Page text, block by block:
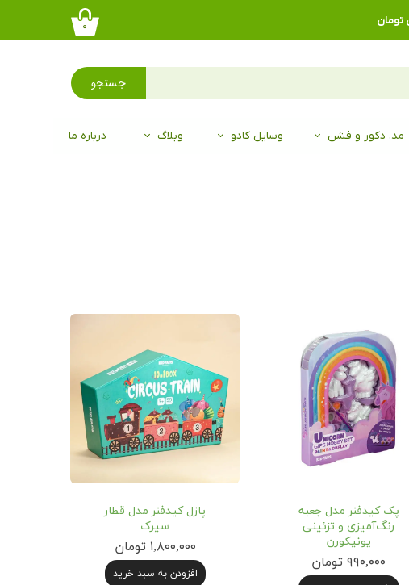
۰
جستجو
مد، دکور و فشن وسایل کادو وبلاگ درباره ما
پک کیدفنر مدل جعبه
رنگ‌آمیزی و تزئینی
یونیکورن
۹۹۰,۰۰۰ تومان
پازل کیدفنر مدل قطار
سیرک
۱,۸۰۰,۰۰۰ تومان
افزودن به سبد خرید